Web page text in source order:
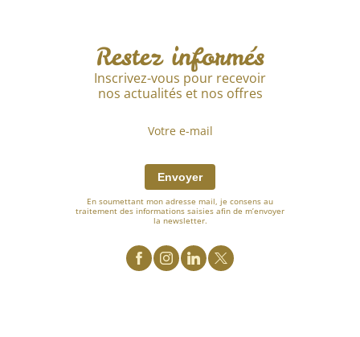
Restez informés
Inscrivez-vous pour recevoir
nos actualités et nos offres
Envoyer
En soumettant mon adresse mail, je consens au
traitement des informations saisies afin de m’envoyer
la newsletter.